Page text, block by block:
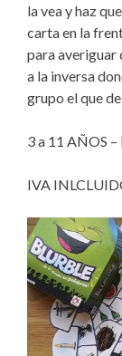
la vea y haz
carta en la
para averiguar
a la inversa
grupo el que
3 a 11 AÑOS
IVA